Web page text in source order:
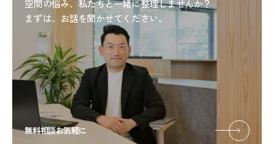
空間の悩み、私たちと一緒に整理しませんか？
まずは、お話を聞かせてください。
無料相談お気軽に